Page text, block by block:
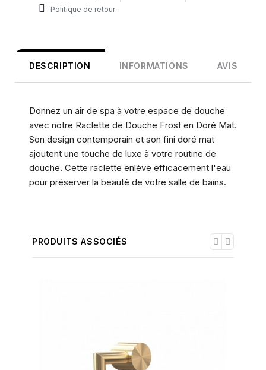
Politique de retour
DESCRIPTION INFORMATIONS AVIS
Donnez un air de spa à votre espace de douche
avec notre Raclette de Douche Frost en Doré Mat.
Son design contemporain et son fini doré mat
ajoutent une touche de luxe à votre routine de
douche. Cette raclette enlève efficacement l'eau
pour préserver la beauté de votre salle de bains.
PRODUITS ASSOCIÉS